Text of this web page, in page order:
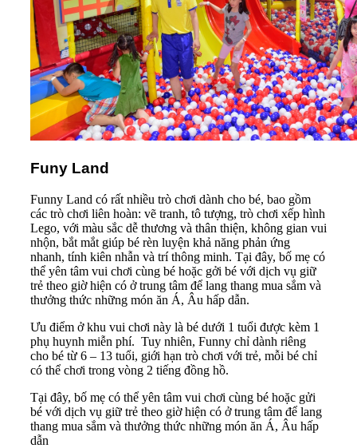
Funy Land
Funny Land có rất nhiều trò chơi dành cho bé, bao gồm
các trò chơi liên hoàn: vẽ tranh, tô tượng, trò chơi xếp hình
Lego, với màu sắc dễ thương và thân thiện, không gian vui
nhộn, bắt mắt giúp bé rèn luyện khả năng phản ứng
nhanh, tính kiên nhẫn và trí thông minh. Tại đây, bố mẹ có
thể yên tâm vui chơi cùng bé hoặc gởi bé với dịch vụ giữ
trẻ theo giờ hiện có ở trung tâm để lang thang mua sắm và
thưởng thức những món ăn Á, Âu hấp dẫn.
Ưu điểm ở khu vui chơi này là bé dưới 1 tuổi được kèm 1
phụ huynh miễn phí. Tuy nhiên, Funny chỉ dành riêng
cho bé từ 6 – 13 tuổi, giới hạn trò chơi với trẻ, mỗi bé chỉ
có thể chơi trong vòng 2 tiếng đồng hồ.
Tại đây, bố mẹ có thể yên tâm vui chơi cùng bé hoặc gửi
bé với dịch vụ giữ trẻ theo giờ hiện có ở trung tâm để lang
thang mua sắm và thưởng thức những món ăn Á, Âu hấp
dẫn